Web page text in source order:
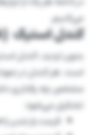
می‌کنیم.
کندل استیک (Candlestick)
بدون تردید، کندل
است. هر کندل در
مشخص چه رفتاری
تشکیل می‌شود:
قیمت باز شدن (Open)